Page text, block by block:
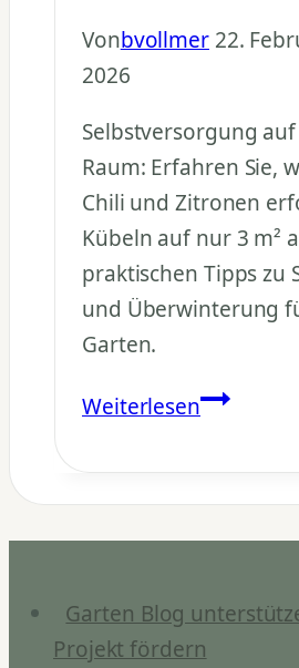
Vonbvollmer 22.
2026
Selbstversorgung
Raum: Erfahren Sie,
Chili und Zitronen
Kübeln auf nur 3 m²
praktischen Tipps zu
und Überwinterung
Garten.
Weiterlesen
Feigen,
Chili
&
Garten Blog
Projekt fördern